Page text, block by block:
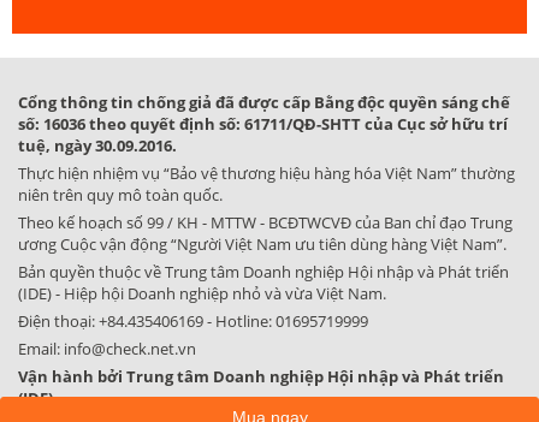
Cổng thông tin chống giả đã được cấp Bằng độc quyền sáng chế
số: 16036 theo quyết định số: 61711/QĐ-SHTT của Cục sở hữu trí
tuệ, ngày 30.09.2016.
Thực hiện nhiệm vụ “Bảo vệ thương hiệu hàng hóa Việt Nam” thường
niên trên quy mô toàn quốc.
Theo kế hoạch số 99 / KH - MTTW - BCĐTWCVĐ của Ban chỉ đạo Trung
ương Cuộc vận động “Người Việt Nam ưu tiên dùng hàng Việt Nam”.
Bản quyền thuộc về Trung tâm Doanh nghiệp Hội nhập và Phát triển
(IDE) - Hiệp hội Doanh nghiệp nhỏ và vừa Việt Nam.
Điện thoại:+84.435406169- Hotline:01695719999
Email: info@check.net.vn
Vận hành bởi Trung tâm Doanh nghiệp Hội nhập và Phát triển
(IDE)